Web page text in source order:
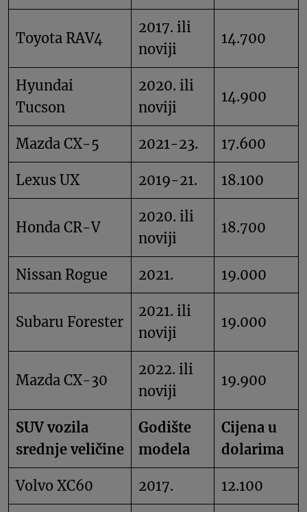
Toyota RAV4
2017. ili
noviji
14.700
Hyundai
Tucson
2020. ili
noviji
14.900
Mazda CX-5 2021-23. 17.600
Lexus UX 2019-21. 18.100
Honda CR-V
2020. ili
noviji
18.700
Nissan Rogue 2021. 19.000
Subaru Forester
2021. ili
noviji
19.000
Mazda CX-30
2022. ili
noviji
19.900
SUV vozila
srednje veličine
Godište
modela
Cijena u
dolarima
Volvo XC60 2017. 12.100